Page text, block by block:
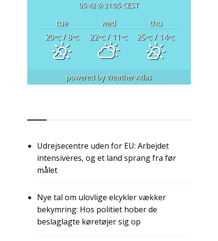
05:42 21:05 CEST
tue wed
thu
20°C/ 8°C 22°C/ 11°C 25°C/ 14°C
powered byWeather Atlas
Udrejsecentre uden for EU: Arbejdet
intensiveres, og et land sprang fra før
målet
Nye tal om ulovlige elcykler vækker
bekymring: Hos politiet hober de
beslaglagte køretøjer sig op